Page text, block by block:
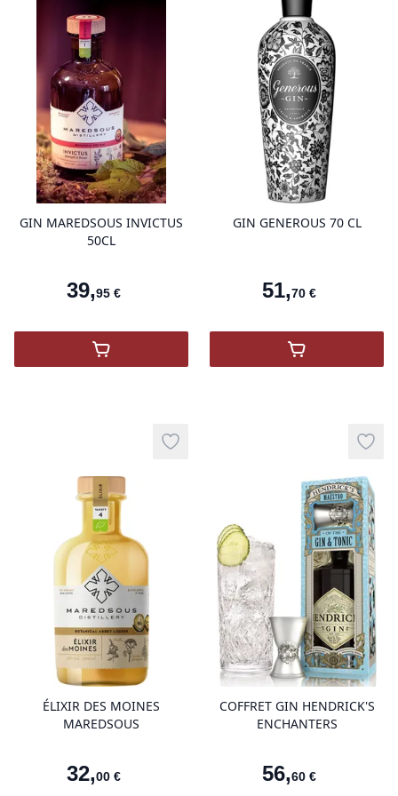
GIN MAREDSOUS INVICTUS
50CL
39,95 €
product variant items in cart, view
,Gin Maredsous Invictus 50Cl
GIN GENEROUS 70 CL
51,70 €
,GIN
ÉLIXIR DES MOINES
MAREDSOUS
32,00 €
Add to wishlist
product variant items in cart, view
COFFRET GIN HENDRICK'S
ENCHANTERS
56,60 €
Add